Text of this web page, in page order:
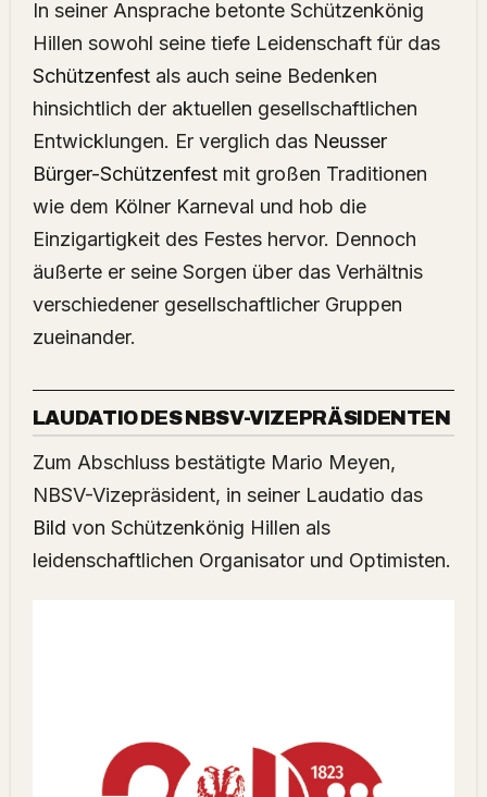
In seiner Ansprache betonte Schützenkönig
Hillen sowohl seine tiefe Leidenschaft für das
Schützenfestals auch seine Bedenken
hinsichtlich der aktuellen gesellschaftlichen
Entwicklungen. Er verglich das Neusser
Bürger-Schützenfestmit großen Traditionen
wie dem Kölner Karneval und hob die
Einzigartigkeit des Festes hervor. Dennoch
äußerte er seine Sorgen über das Verhältnis
verschiedener gesellschaftlicher Gruppen
zueinander.
LAUDATIO DES NBSV-VIZEPRÄSIDENTEN
Zum Abschluss bestätigte Mario Meyen,
NBSV-Vizepräsident, in seiner Laudatio das
Bild von Schützenkönig Hillen als
leidenschaftlichen Organisator und Optimisten.